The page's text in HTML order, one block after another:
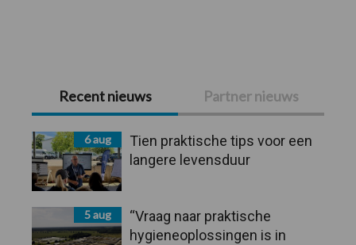
Primaire
Sidebar
Recent nieuws Partner nieuws
6 aug
Tien praktische tips voor een
langere levensduur
5 aug
“Vraag naar praktische
hygieneoplossingen is in